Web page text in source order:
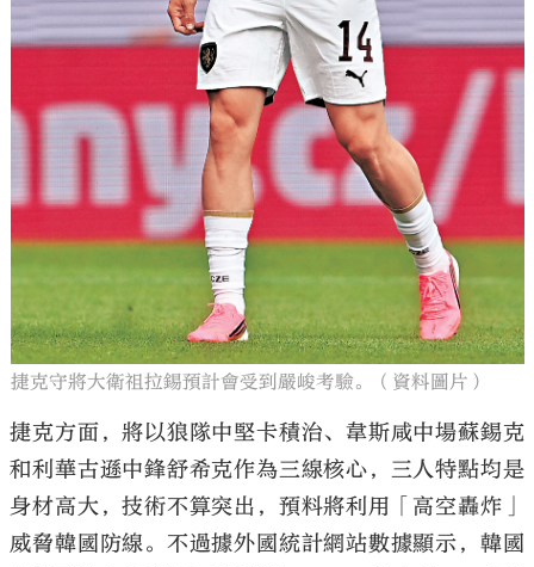
捷克守將大衛祖拉錫預計會受到嚴峻考驗。（資料圖片）
捷克方面，將以狼隊中堅卡積治、韋斯咸中場蘇錫克
和利華古遜中鋒舒希克作為三線核心，三人特點均是
身材高大，技術不算突出，預料將利用「高空轟炸」
威脅韓國防線。不過據外國統計網站數據顯示，韓國